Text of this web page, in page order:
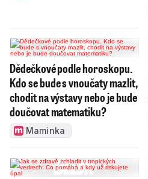
Dědečkové podle horoskopu.
Kdo se bude s vnoučaty mazlit,
chodit na výstavy nebo je bude
doučovat matematiku?
Maminka